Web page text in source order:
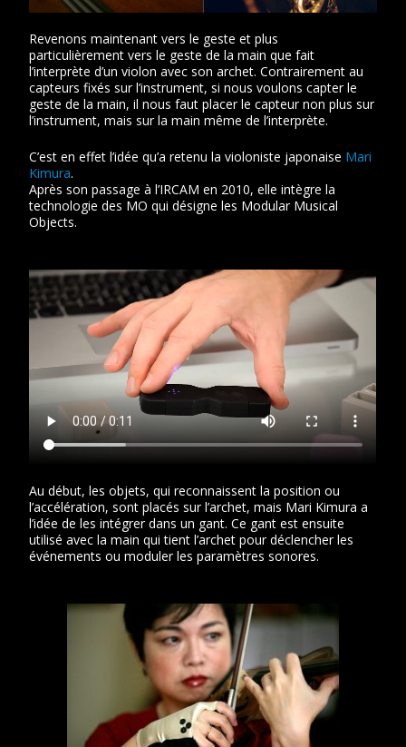
Revenons maintenant vers le geste et plus
particulièrement vers le geste de la main que fait
l’interprète d’un violon avec son archet. Contrairement au
capteurs fixés sur l’instrument, si nous voulons capter le
geste de la main, il nous faut placer le capteur non plus sur
l’instrument, mais sur la main même de l’interprète.
C’est en effet l’idée qu’a retenu la violoniste japonaise Mari
Kimura.
Après son passage à l’IRCAM en 2010, elle intègre la
technologie des MO qui désigne les Modular Musical
Objects.
Au début, les objets, qui reconnaissent la position ou
l’accélération, sont placés sur l’archet, mais Mari Kimura a
l’idée de les intégrer dans un gant. Ce gant est ensuite
utilisé avec la main qui tient l’archet pour déclencher les
événements ou moduler les paramètres sonores.